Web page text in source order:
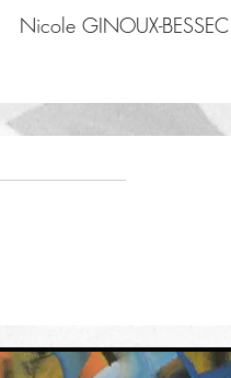
Nicole GINOUX-BESSEC